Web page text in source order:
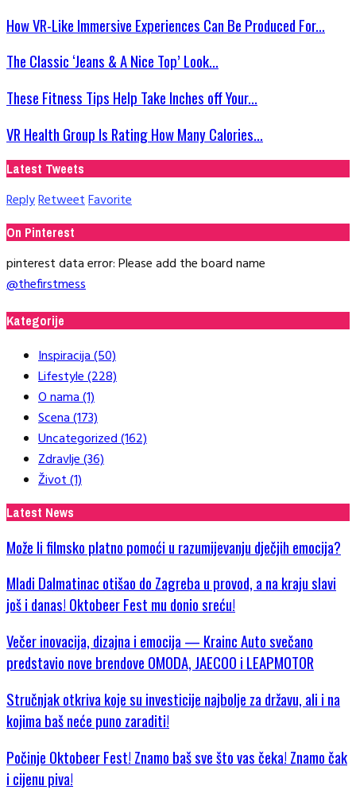
How VR-Like Immersive Experiences Can Be Produced For...
The Classic ‘Jeans & A Nice Top’ Look...
These Fitness Tips Help Take Inches off Your...
VR Health Group Is Rating How Many Calories...
Latest Tweets
ReplyRetweetFavorite
On Pinterest
pinterest data error: Please add the board name
@thefirstmess
Kategorije
Inspiracija(50)
Lifestyle(228)
O nama(1)
Scena(173)
Uncategorized(162)
Zdravlje(36)
Život(1)
Latest News
Može li filmsko platno pomoći u razumijevanju dječjih emocija?
Mladi Dalmatinac otišao do Zagreba u provod, a na kraju slavi
još i danas! Oktobeer Fest mu donio sreću!
Večer inovacija, dizajna i emocija — Krainc Auto svečano
predstavio nove brendove OMODA, JAECOO i LEAPMOTOR
Stručnjak otkriva koje su investicije najbolje za državu, ali i na
kojima baš neće puno zaraditi!
Počinje Oktobeer Fest! Znamo baš sve što vas čeka! Znamo čak
i cijenu piva!